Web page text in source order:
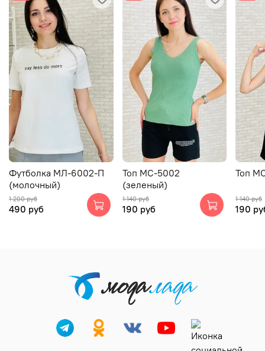
Футболка МЛ-6002-П
(молочный)
1 200 руб
490 руб
Топ МС-5002
(зеленый)
1 140 руб
190 руб
Топ
1 140 руб
190